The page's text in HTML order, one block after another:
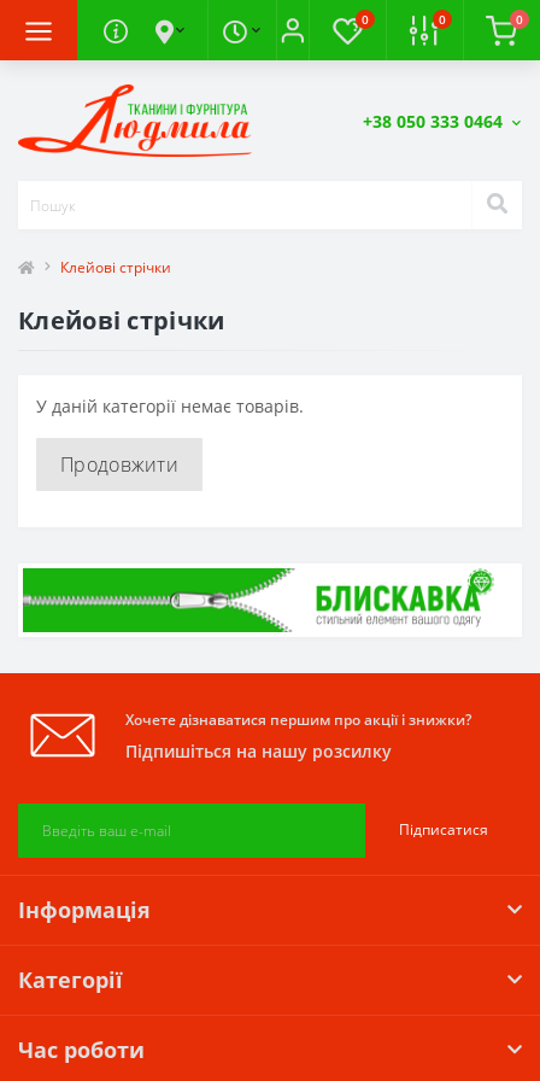
0 0 0
+38 050 333 0464
Клейові стрічки
Клейові стрічки
У даній категорії немає товарів.
Продовжити
Хочете дізнаватися першим про акції і знижки?
Підпишіться на нашу розсилку
Підписатися
Інформація
Категорії
Час роботи